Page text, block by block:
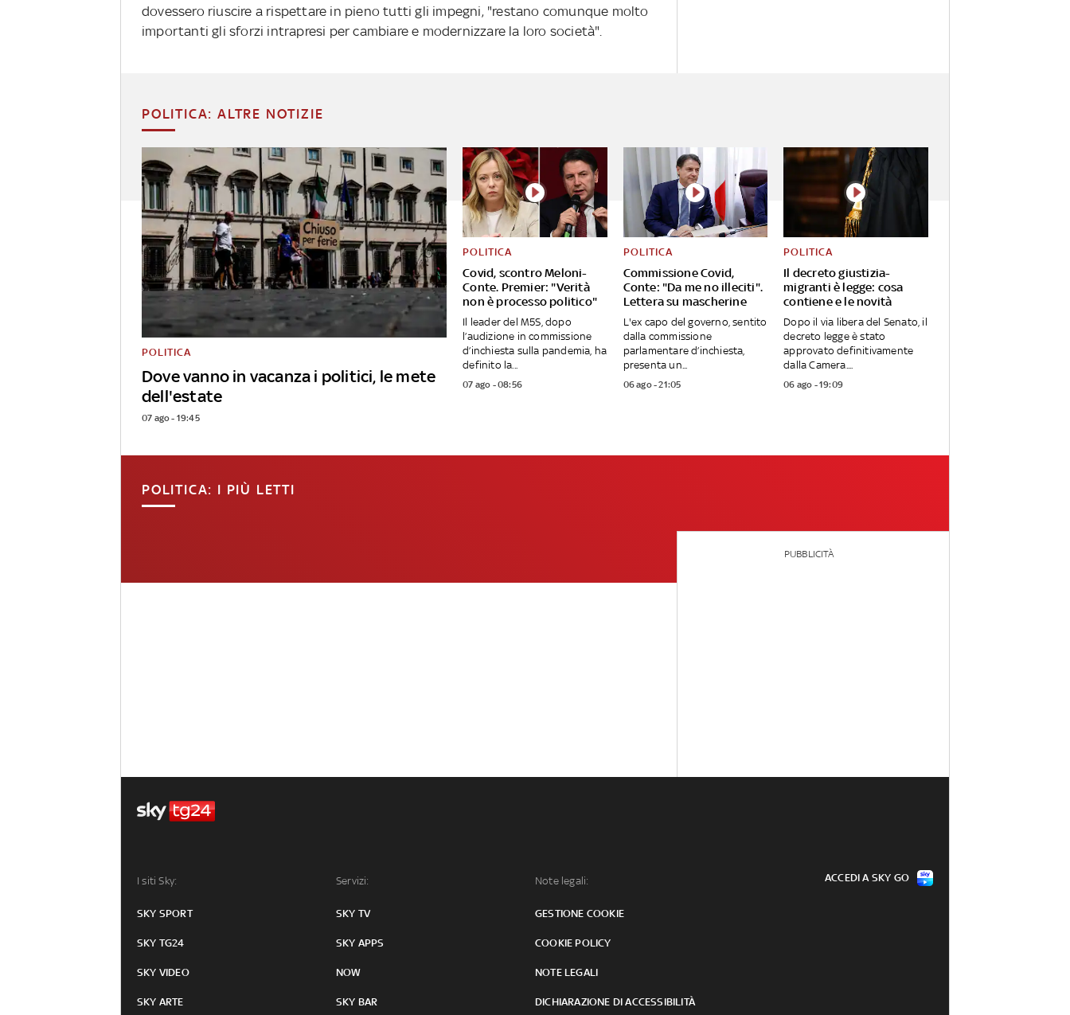
dovessero riuscire a rispettare in pieno tutti gli impegni, "restano comunque molto
importanti gli sforzi intrapresi per cambiare e modernizzare la loro società".
POLITICA: ALTRE NOTIZIE
Dove vanno in vacanza i politici, le mete
dell'estate
POLITICA
07 ago - 19:45
Covid, scontro Meloni-
Conte. Premier: "Verità
non è processo politico"
POLITICA
Il leader del M5S, dopo
l’audizione in commissione
d’inchiesta sulla pandemia, ha
definito la...
07 ago - 08:56
Commissione Covid,
Conte: "Da me no illeciti".
Lettera su mascherine
POLITICA
L'ex capo del governo, sentito
dalla commissione
parlamentare d’inchiesta,
presenta un...
06 ago - 21:05
Il decreto giustizia-
migranti è legge: cosa
contiene e le novità
POLITICA
Dopo il via libera del Senato, il
decreto legge è stato
approvato definitivamente
dalla Camera....
06 ago - 19:09
POLITICA: I PIÙ LETTI
PUBBLICITÀ
I siti Sky:
SKY SPORT
SKY TG24
SKY VIDEO
SKY ARTE
Servizi:
SKY TV
SKY APPS
NOW
SKY BAR
Note legali:
GESTIONE COOKIE
COOKIE POLICY
NOTE LEGALI
DICHIARAZIONE DI ACCESSIBILITÀ
ACCEDI A SKY GO